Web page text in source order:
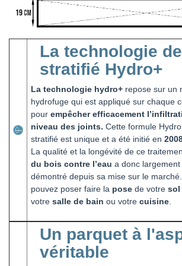
La technologie
stratifié Hydro+
La technologie hydro+ repose sur un
hydrofuge qui est appliqué sur chaque
pour empêcher efficacement
niveau des joints. Cette formule
stratifié est unique et a été initié en
La qualité et la longévité de ce
du bois contre l’eau a donc largement
démontré depuis sa mise sur le
pouvez poser faire la pose de votre sol
votre salle de bain ou votre cuisine
Un parquet à
véritable